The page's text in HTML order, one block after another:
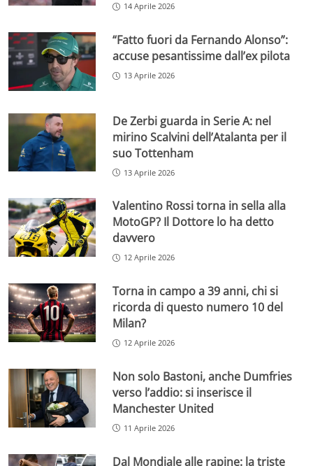
14 Aprile 2026
“Fatto fuori da Fernando Alonso”:
accuse pesantissime dall’ex pilota
13 Aprile 2026
De Zerbi guarda in Serie A: nel
mirino Scalvini dell’Atalanta per il
suo Tottenham
13 Aprile 2026
Valentino Rossi torna in sella alla
MotoGP? Il Dottore lo ha detto
davvero
12 Aprile 2026
Torna in campo a 39 anni, chi si
ricorda di questo numero 10 del
Milan?
12 Aprile 2026
Non solo Bastoni, anche Dumfries
verso l’addio: si inserisce il
Manchester United
11 Aprile 2026
Dal Mondiale alle rapine: la triste